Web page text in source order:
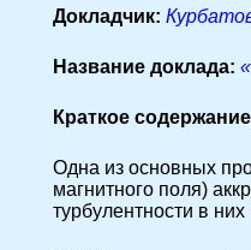
Докладчик:
Название доклада:
Краткое
Одна из основных
магнитного поля)
турбулентности в